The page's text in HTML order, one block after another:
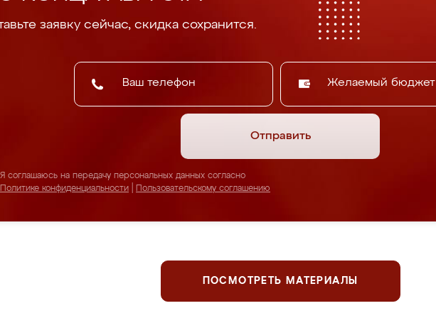
заявку сейчас, скидка сохранится.
Желаемый бюджет
Отправить
Я соглашаюсь на передачу персональных данных согласно
Политике конфиденциальности
Пользовательскому соглашению
ПОСМОТРЕТЬ МАТЕРИАЛЫ